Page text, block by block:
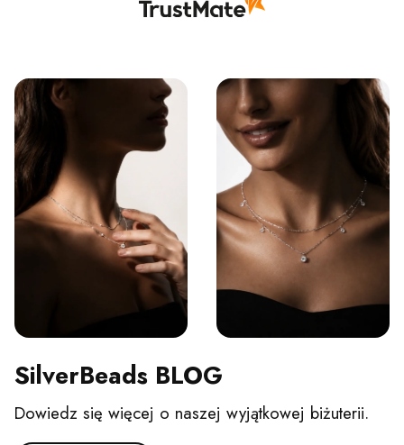
SilverBeads BLOG
Dowiedz się więcej o naszej wyjątkowej biżuterii.